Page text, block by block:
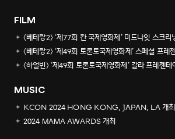
FILM
<베테랑2> ‘제77회 칸 국제영화제’ 미드나잇 스크리
<베테랑2> ‘제49회 토론토국제영화제’ 스페셜 프레
<하얼빈> ‘제49회 토론토국제영화제’ 갈라 프레젠
MUSIC
KCON 2024 HONG KONG, JAPAN, LA 개최
2024 MAMA AWARDS 개최